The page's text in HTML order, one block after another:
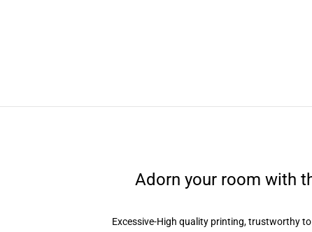
Adorn your room with
Excessive-High quality printing, trustworthy